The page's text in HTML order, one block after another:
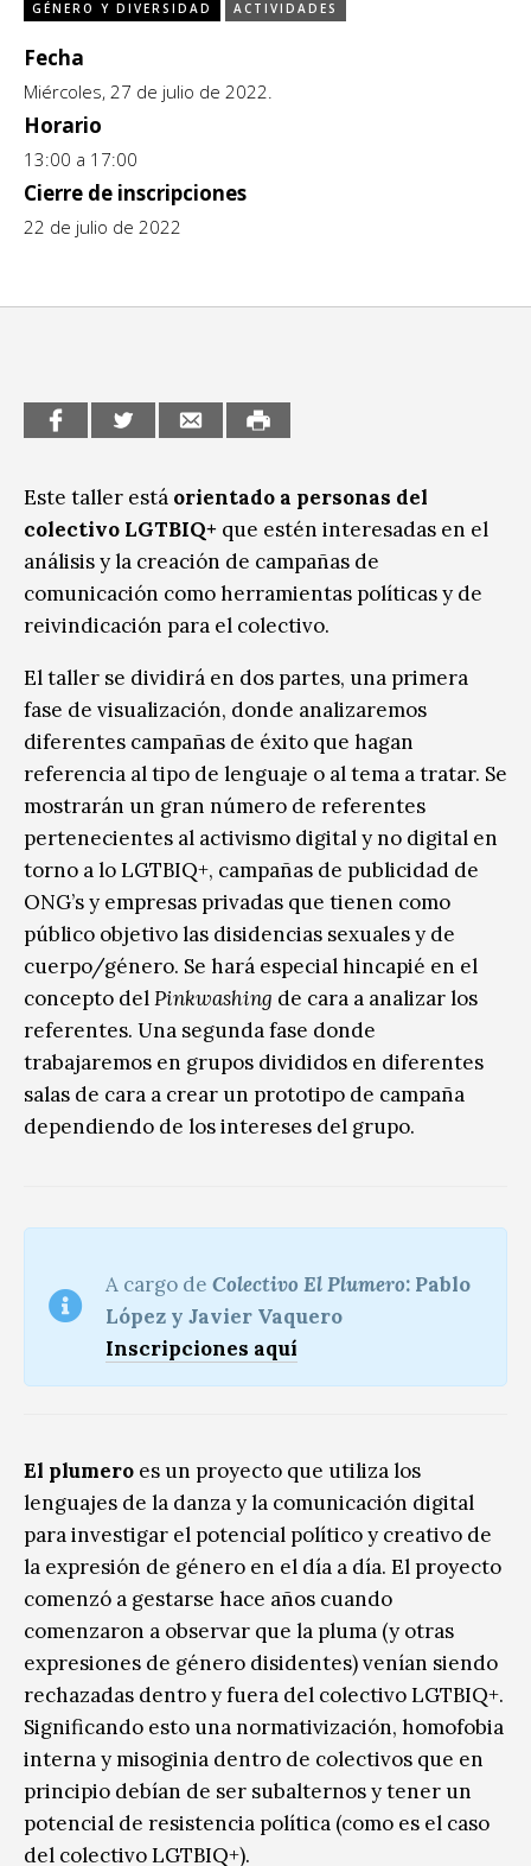
Espacio itinerante de lectura infantil
Formación
Género y Diversidad
Infantil y Juvenil
Medio Ambiente
Sin categoría
GÉNERO Y DIVERSIDAD ACTIVIDADES
Fecha
Miércoles, 27 de julio de 2022.
Horario
13:00 a 17:00
Cierre de inscripciones
22 de julio de 2022
Este taller está orientado a personas del
colectivo LGTBIQ+ que estén interesadas en el
análisis y la creación de campañas de
comunicación como herramientas políticas y de
reivindicación para el colectivo.
El taller se dividirá en dos partes, una primera
fase de visualización, donde analizaremos
diferentes campañas de éxito que hagan
referencia al tipo de lenguaje o al tema a tratar. Se
mostrarán un gran número de referentes
pertenecientes al activismo digital y no digital en
torno a lo LGTBIQ+, campañas de publicidad de
ONG’s y empresas privadas que tienen como
público objetivo las disidencias sexuales y de
cuerpo/género. Se hará especial hincapié en el
concepto delPinkwashing de cara a analizar los
referentes. Una segunda fase donde
trabajaremos en grupos divididos en diferentes
salas de cara a crear un prototipo de campaña
dependiendo de los intereses del grupo.
A cargo de Colectivo El Plumero: Pablo
López y Javier Vaquero
Inscripciones aquí
El plumero es un proyecto que utiliza los
lenguajes de la danza y la comunicación digital
para investigar el potencial político y creativo de
la expresión de género en el día a día. El proyecto
comenzó a gestarse hace años cuando
comenzaron a observar que la pluma (y otras
expresiones de género disidentes) venían siendo
rechazadas dentro y fuera del colectivo LGTBIQ+.
Significando esto una normativización, homofobia
interna y misoginia dentro de colectivos que en
principio debían de ser subalternos y tener un
potencial de resistencia política (como es el caso
del colectivo LGTBIQ+).